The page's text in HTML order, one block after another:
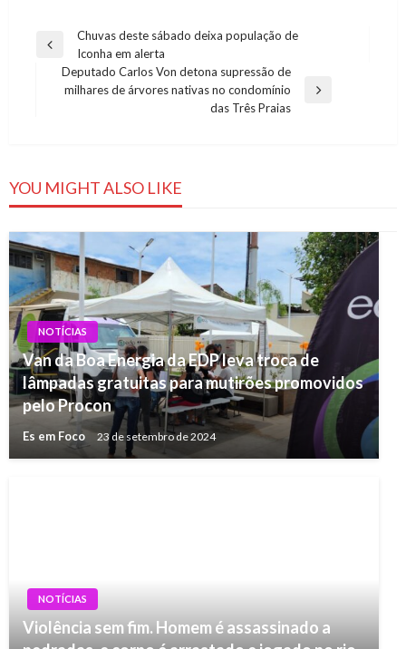
Navegação
Post
Previous
Chuvas deste sábado deixa população de
Iconha em alerta
Next
Deputado Carlos Von detona supressão de
milhares de árvores nativas no condomínio
das Três Praias
YOU MIGHT ALSO LIKE
NOTÍCIAS
Van da Boa Energia da EDP leva troca de
lâmpadas gratuitas para mutirões promovidos
pelo Procon
Es em Foco 23 de setembro de 2024
NOTÍCIAS
Violência sem fim. Homem é assassinado a